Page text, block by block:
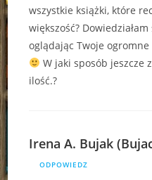
wszystkie książki, które
większość?
oglądając Twoje
W jaki sposób jeszcze
ilość.?
Irena A. Bujak
ODPOWIEDZ